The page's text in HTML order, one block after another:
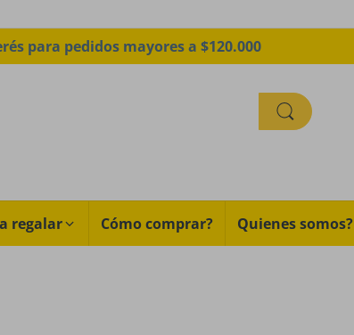
para pedidos mayores a $120.000
regalar Cómo comprar? Quienes somos?